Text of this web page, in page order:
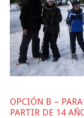
OPCIÓN B –
PARTIR DE 14